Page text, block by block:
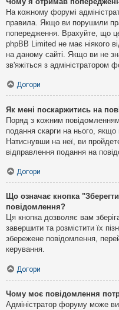
На кожному форумі
правила. Якщо ви порушили
попередження. Врахуйте, що
phpBB Limited не має ніякого
на даному сайті. Якщо ви не
зв'яжіться з адміністратором
Догори
Як мені поскаржитись на
Поряд з кожним
подання скарги на нього, якщо
Натиснувши на неї, ви
відправлення подання на
Догори
Що означає кнопка
повідомлення?
Ця кнопка дозволяє вам
завершити та розмістити їх
збережене повідомлення,
керування.
Догори
Чому моє повідомлення
Адміністратор форуму може